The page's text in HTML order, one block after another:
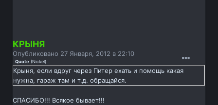
КРЫНЯ
Опубликовано 27 Января, 2012 в 22:10
Quote (Nickel)
Крыня, если вдруг через Питер ехать и помощь какая
нужна, гараж там и т.д. обращайся.
СПАСИБО!!! Всякое бывает!!!